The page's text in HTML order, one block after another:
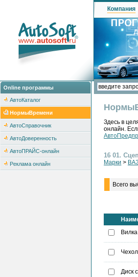
Online программы
АвтоКаталог
НормыВремени
АвтоСправочник
АвтоДоверенность
АвтоПРАЙС-онлайн
Реклама онлайн
Компания
Здесь в
онлайн.
16 01.
Марки >
Всего
Диск